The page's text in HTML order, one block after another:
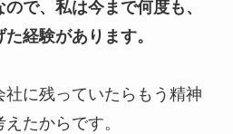
で、私は今まで何度も、
経験があります。
に残っていたらもう精神
たからです。